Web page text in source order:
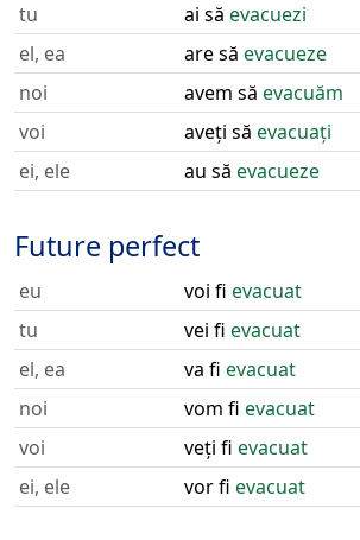
tu
ai să evacuezi
el, ea
are să evacueze
noi
avem să evacuăm
voi
aveți să evacuați
ei, ele
au să evacueze
Future perfect
eu voi fi evacuat
tu
vei fi evacuat
el, ea
va fi evacuat
noi
vom fi evacuat
voi
veți fi evacuat
ei, ele
vor fi evacuat